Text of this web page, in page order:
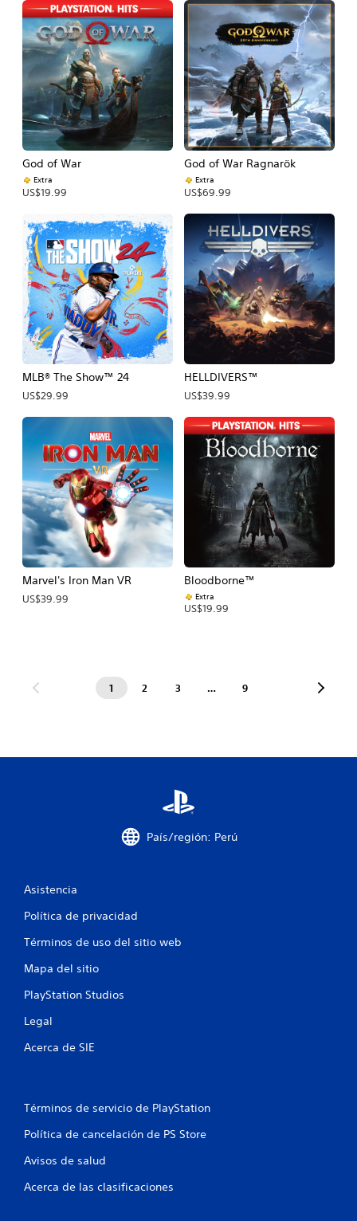
God of War
Extra
US$19.99
God of War Ragnarök
Extra
US$69.99
MLB® The Show™ 24
US$29.99
HELLDIVERS™
US$39.99
Marvel's Iron Man VR
US$39.99
Bloodborne™
Extra
US$19.99
1 2 3 … 9
País/región: Perú
Asistencia
Política de privacidad
Términos de uso del sitio web
Mapa del sitio
PlayStation Studios
Legal
Acerca de SIE
Términos de servicio de PlayStation
Política de cancelación de PS Store
Avisos de salud
Acerca de las clasificaciones